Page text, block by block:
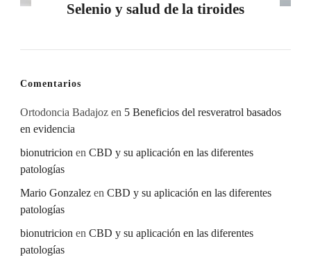
Selenio y salud de la tiroides
Comentarios
Ortodoncia Badajoz en 5 Beneficios del resveratrol basados
en evidencia
bionutricion en CBD y su aplicación en las diferentes
patologías
Mario Gonzalez en CBD y su aplicación en las diferentes
patologías
bionutricion en CBD y su aplicación en las diferentes
patologías